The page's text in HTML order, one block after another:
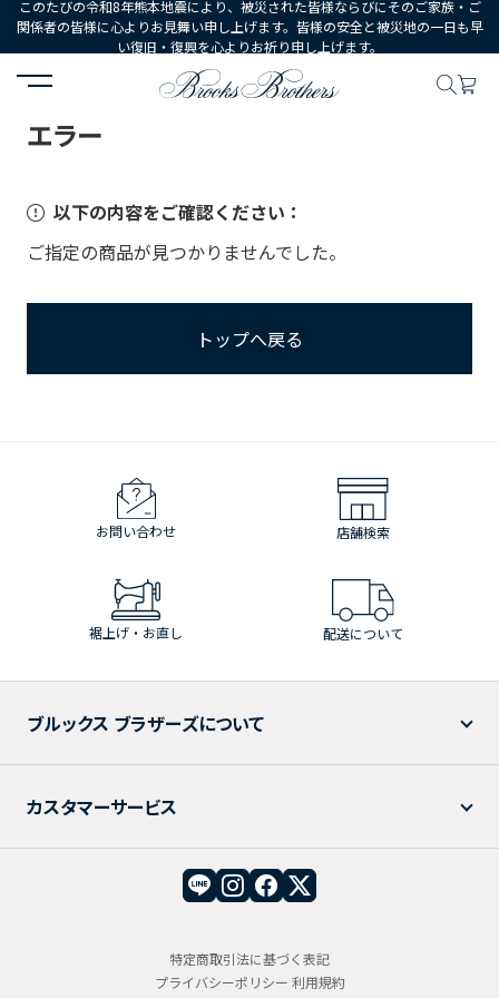
このたびの令和8年熊本地震により、被災された皆様ならびにそのご家族・ご
関係者の皆様に心よりお見舞い申し上げます。皆様の安全と被災地の一日も早
い復旧・復興を心よりお祈り申し上げます。
HOME
エラー
以下の内容をご確認ください：
ご指定の商品が見つかりませんでした。
トップへ戻る
お問い合わせ 店舗検索
裾上げ・お直し 配送について
ブルックス ブラザーズについて
カスタマーサービス
特定商取引法に基づく表記
プライバシーポリシー 利用規約